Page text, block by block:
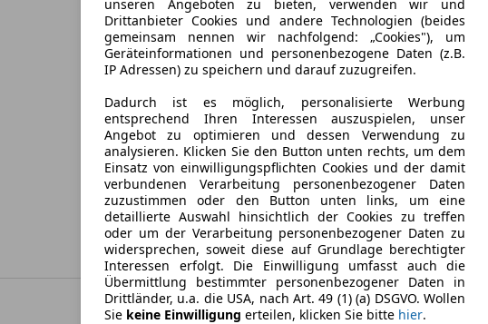
Kraftstoff
Benzin
unseren Angeboten zu bieten, verwenden wir und
Drittanbieter Cookies und andere Technologien (beides
gemeinsam nennen wir nachfolgend: „Cookies"), um
Geräteinformationen und personenbezogene Daten (z.B.
IP Adressen) zu speichern und darauf zuzugreifen.
Dadurch ist es möglich, personalisierte Werbung
entsprechend Ihren Interessen auszuspielen, unser
Angebot zu optimieren und dessen Verwendung zu
analysieren. Klicken Sie den Button unten rechts, um dem
Einsatz von einwilligungspflichten Cookies und der damit
verbundenen Verarbeitung personenbezogener Daten
zuzustimmen oder den Button unten links, um eine
detaillierte Auswahl hinsichtlich der Cookies zu treffen
oder um der Verarbeitung personenbezogener Daten zu
widersprechen, soweit diese auf Grundlage berechtigter
Interessen erfolgt. Die Einwilligung umfasst auch die
Übermittlung bestimmter personenbezogener Daten in
Drittländer, u.a. die USA, nach Art. 49 (1) (a) DSGVO. Wollen
Sie keine Einwilligung erteilen, klicken Sie bitte hier.